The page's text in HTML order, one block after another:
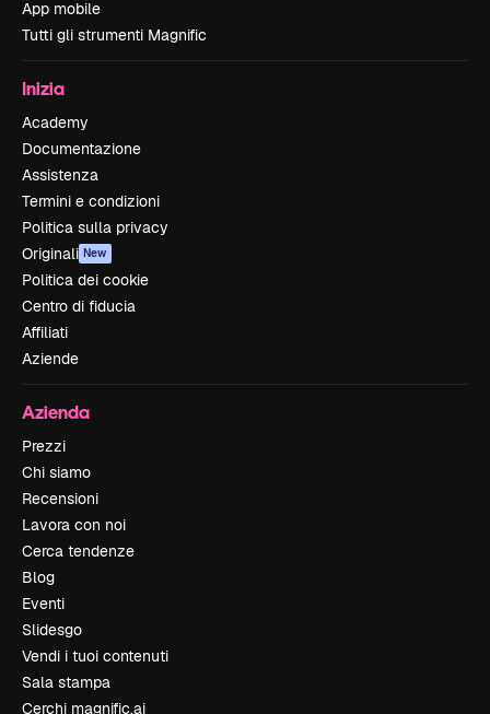
App mobile
Tutti gli strumenti Magnific
Inizia
Academy
Documentazione
Assistenza
Termini e condizioni
Politica sulla privacy
Originali New
Politica dei cookie
Centro di fiducia
Affiliati
Aziende
Azienda
Prezzi
Chi siamo
Recensioni
Lavora con noi
Cerca tendenze
Blog
Eventi
Slidesgo
Vendi i tuoi contenuti
Sala stampa
Cerchi magnific.ai